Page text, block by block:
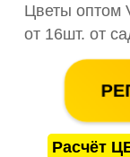
Цветы оптом
от 16шт. от
Расчёт